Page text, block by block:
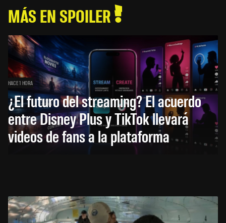
MÁS EN SPOILER
HACE 1 HORA
¿El futuro del streaming? El acuerdo
entre Disney Plus y TikTok llevará
videos de fans a la plataforma